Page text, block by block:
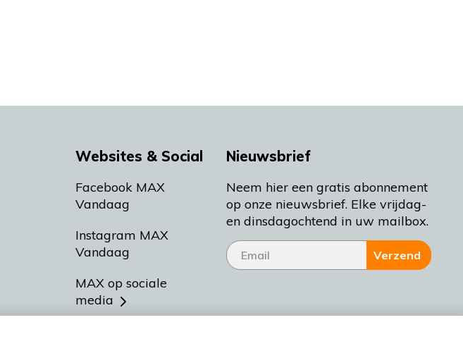
Websites & Social
Facebook MAX
Vandaag
Instagram MAX
Vandaag
MAX op sociale
media
Nieuwsbrief
Neem hier een gratis abonnement
op onze nieuwsbrief. Elke vrijdag-
en dinsdagochtend in uw mailbox.
Verzend